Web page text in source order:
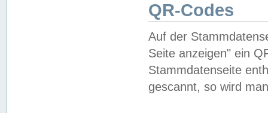
QR-Codes
Auf der
Seite anzeigen" ein
Stammdatenseite
gescannt, so wird